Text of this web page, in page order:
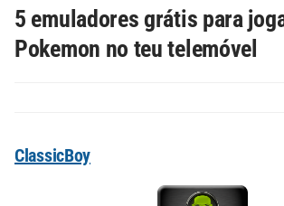
5 emuladores grátis para
Pokemon no teu telemóvel
ClassicBoy